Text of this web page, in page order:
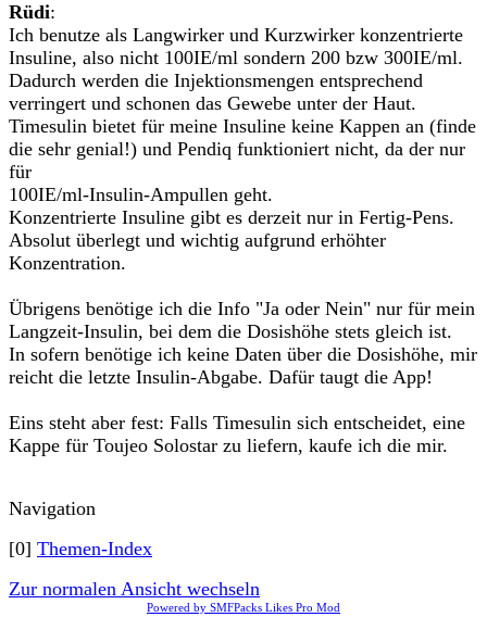
Rüdi:
Ich benutze als Langwirker und Kurzwirker konzentrierte
Insuline, also nicht 100IE/ml sondern 200 bzw 300IE/ml.
Dadurch werden die Injektionsmengen entsprechend
verringert und schonen das Gewebe unter der Haut.
Timesulin bietet für meine Insuline keine Kappen an (finde
die sehr genial!) und Pendiq funktioniert nicht, da der nur
für
100IE/ml-Insulin-Ampullen geht.
Konzentrierte Insuline gibt es derzeit nur in Fertig-Pens.
Absolut überlegt und wichtig aufgrund erhöhter
Konzentration.
Übrigens benötige ich die Info "Ja oder Nein" nur für mein
Langzeit-Insulin, bei dem die Dosishöhe stets gleich ist.
In sofern benötige ich keine Daten über die Dosishöhe, mir
reicht die letzte Insulin-Abgabe. Dafür taugt die App!
Eins steht aber fest: Falls Timesulin sich entscheidet, eine
Kappe für Toujeo Solostar zu liefern, kaufe ich die mir.
Navigation
[0] Themen-Index
Zur normalen Ansicht wechseln
Powered by SMFPacks Likes Pro Mod